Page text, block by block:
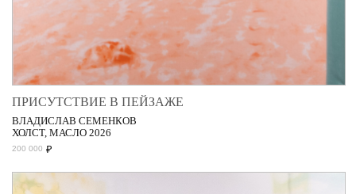
ПРИСУТСТВИЕ В ПЕЙЗАЖЕ
ВЛАДИСЛАВ СЕМЕНКОВ
ХОЛСТ, МАСЛО 2026
200 000 ₽